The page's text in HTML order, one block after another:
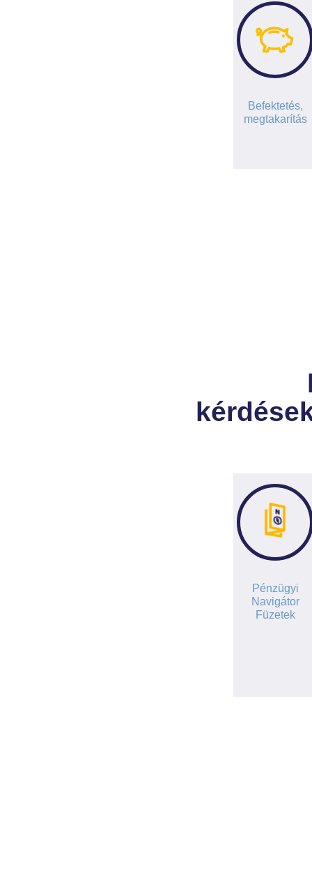
Befektetés,
megtakarítás
Pénzügyi
Navigátor
Füzetek